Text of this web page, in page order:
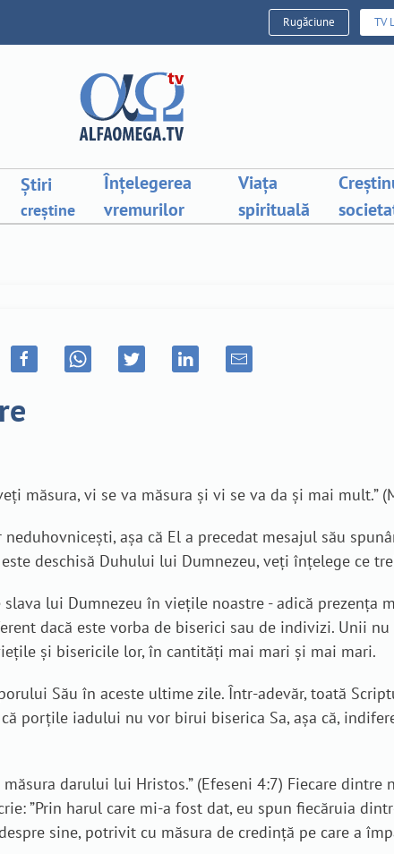
Rugăciune TV
Știri
creștine
Înțelegerea
vremurilor
Viața
spirituală
măsura, vi se va măsura şi vi se va da şi mai mult.”
așa că El a precedat mesajul său
deschisă Duhului lui Dumnezeu, veți înțelege ce
lui Dumnezeu în viețile noastre - adică prezența
dacă este vorba de biserici sau de indivizi. Unii
și bisericile lor, în cantități mai mari și mai mari.
Său în aceste ultime zile. Într-adevăr, toată
porțile iadului nu vor birui biserica Sa, așa că,
darului lui Hristos.” (Efeseni 4:7) Fiecare
”Prin harul care mi-a fost dat, eu spun fiecăruia
sine, potrivit cu măsura de credinţă pe care a